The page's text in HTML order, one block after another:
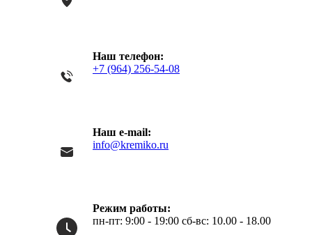
Наш телефон:
+7 (964) 256-54-08
Наш e-mail:
info@kremiko.ru
Режим работы:
пн-пт: 9:00 - 19:00 сб-вс: 10.00 - 18.00